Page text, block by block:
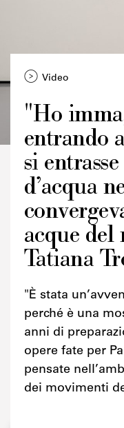
Video
"Ho
entrando
si
d’acqua
acque
Tatiana
"È stata
perché è una
anni di
opere fate per
pensate
dei movimenti